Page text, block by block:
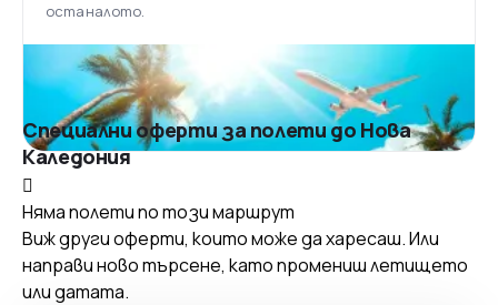
останалото.
Специални оферти за полети до Нова
Каледония
Няма полети по този маршрут
Виж други оферти, които може да харесаш. Или
направи ново търсене, като промениш летището
или датата.